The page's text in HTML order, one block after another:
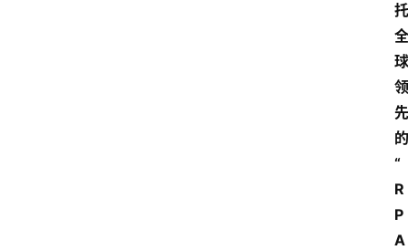
托
全
球
领
先
的
“
R
P
A